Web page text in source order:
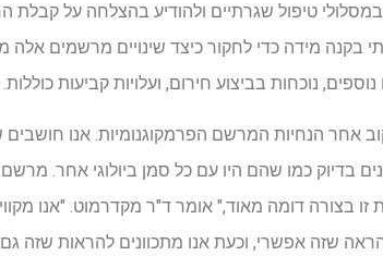
טיפול שגרתיים ולהודיע ​​בהצלחה על קבלת
בקנה מידה כדי לחקור כיצד שינויים מרשמים אלה
נוכחות בביצוע חירום, ועלויות קביעות כוללות.
אחר הנחיות המרשם הפרמקוגנומיות. אנו
בדיוק כמו שהם היו עם כל סמן ביולוגי אחר.
זו בצורה דומה מאוד," אומר ד"ר מקדרמוט. "אנו
שזה אפשרי, וכעת אנו מתכוונים להראות שזה